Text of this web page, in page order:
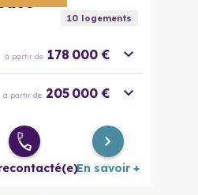
10logements
à partir de 178 000 €
à partir de 205 000 €
En savoir +